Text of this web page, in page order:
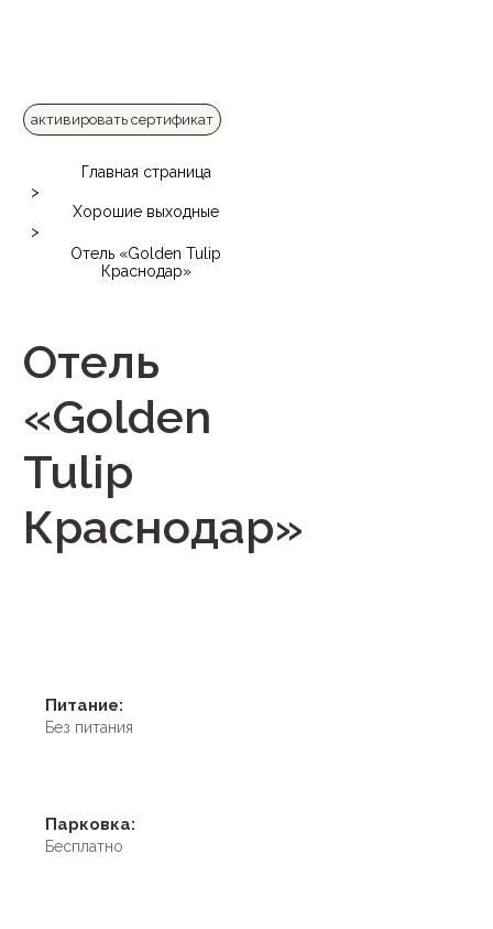
активировать сертификат
Главная страница
>
Хорошие выходные
>
Отель «Golden Tulip
Краснодар»
Отель
«Golden
Tulip
Краснодар»
Питание:
Без питания
Парковка:
Бесплатно